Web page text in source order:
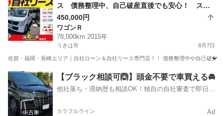
ス 債務整理中、自己破産直後でも安心！ スズ
キ ワゴンR H27年式
450,000円
ワゴンＲ
78,000km 2015年
うきは市 8月7日
佐賀・福岡・長崎エリア｜自社ローン＆自社リース専門店！！ 債務整理中や自己破
福岡 うきは市 ワゴンＲ ローン
【ブラック相談可🙆】頭金不要で車買える🚘
他社落ち・滞納歴も相談OK！独自の自社審査で即日解
カラフルライン Ad